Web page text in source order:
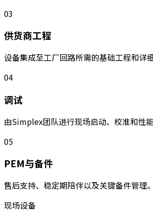
03
供货商工程
设备集成至工厂回路所需的基础工程和详
04
调试
由Simplex团队进行现场启动、校准和性能
05
PEM与备件
售后支持、稳定期陪伴以及关键备件管理。
现场设备